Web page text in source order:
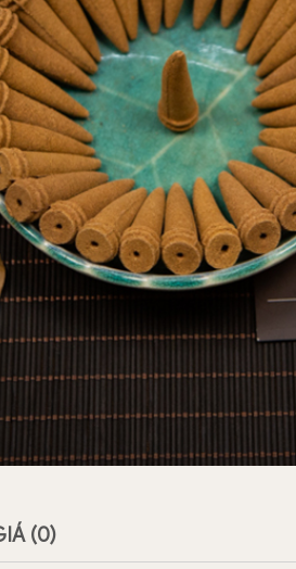
(0)